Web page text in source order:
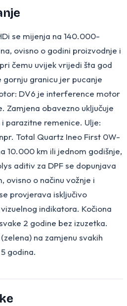
se mijenja na 140.000-
ovisno o godini proizvodnje i
čemu uvijek vrijedi šta god
granicu jer pucanje
DV6 je interference motor
Zamjena obavezno uključuje
parazitne remenice. Ulje:
Total Quartz Ineo First 0W-
10.000 km ili jednom godišnje,
aditiv za DPF se dopunjava
ovisno o načinu vožnje i
provjerava isključivo
indikatora. Kočiona
2 godine bez izuzetka.
na zamjenu svakih
godina.